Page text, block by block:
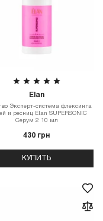
Elan
Эксперт-система флексинга
и ресниц Elan SUPERSONIC
Серум 2 10 мл
430 грн
КУПИТЬ